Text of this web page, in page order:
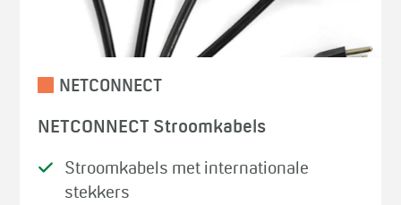
NETCONNECT
NETCONNECT Stroomkabels
Stroomkabels met internationale
stekkers